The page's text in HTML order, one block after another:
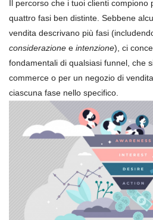
Il percorso che i tuoi clienti compiono
quattro fasi ben distinte. Sebbene
vendita descrivano più fasi
considerazione e intenzione), ci
fondamentali di qualsiasi funnel, che
commerce o per un negozio di
ciascuna fase nello specifico.